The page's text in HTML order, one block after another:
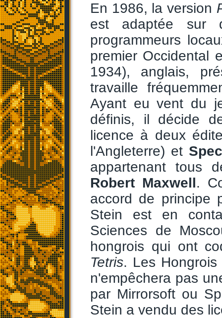
En 1986, la version
est adaptée sur
programmeurs
premier Occidental
1934), anglais,
travaille
Ayant eu vent du
définis, il décide
licence à deux
l'Angleterre) et
appartenant tous
Robert Maxwell.
accord de principe
Stein est en
Sciences de
hongrois qui ont
Tetris. Les
n'empêchera pas
par Mirrorsoft ou
Stein a vendu des